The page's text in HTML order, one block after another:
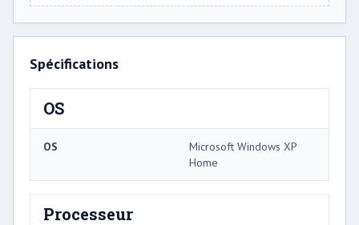
Spécifications
OS
OS
Microsoft Windows XP
Home
Processeur